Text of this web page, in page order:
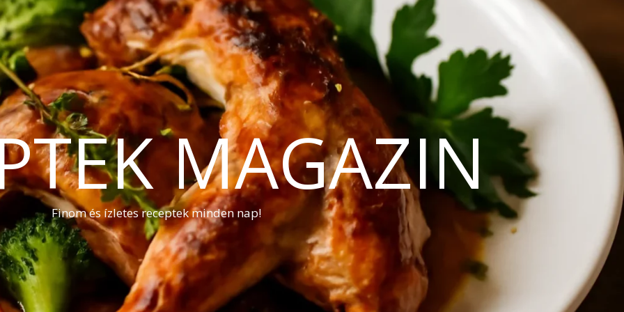
MAGAZIN
Finom és ízletes receptek minden nap!